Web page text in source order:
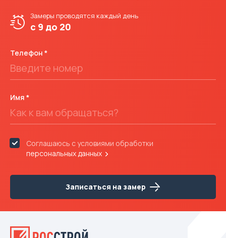
Замеры проводятся каждый день
с 9 до 20
Телефон
Имя
Соглашаюсь с условиями обработки
персональных данных
Записаться на замер